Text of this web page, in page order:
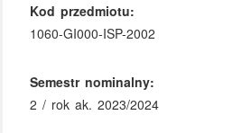
Kod przedmiotu:
1060-GI000-ISP-2002
Semestr nominalny:
2 / rok ak. 2023/2024